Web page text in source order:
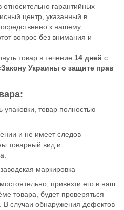
гарантийных
центр, указанный в
к нашему
вопрос без внимания и
товар в течение 14 дней с
Закону Украины о защите прав
упаковки, товар полностью
и не имеет следов
товарный вид и
маркировка
привезти его в наш
товара, будет проверяться
В случаи обнаружения дефектов